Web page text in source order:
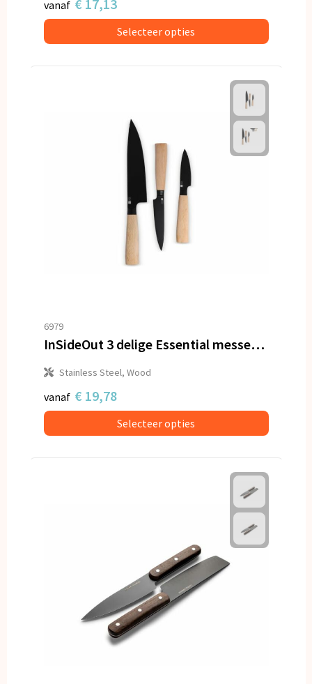
vanaf € 17,13
Selecteer opties
6979
InSideOut 3 delige Essential messenset Ravn
Stainless Steel, Wood
vanaf € 19,78
Selecteer opties